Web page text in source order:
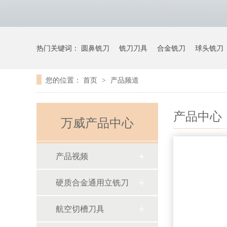
热门关键词： 圆鼻铣刀 铣刀刀具 合金铣刀 球头铣刀
您的位置： 首页 > 产品频道
产品中心
万威产品中心
产品视频
硬质合金通用立铣刀
航空切槽刀具